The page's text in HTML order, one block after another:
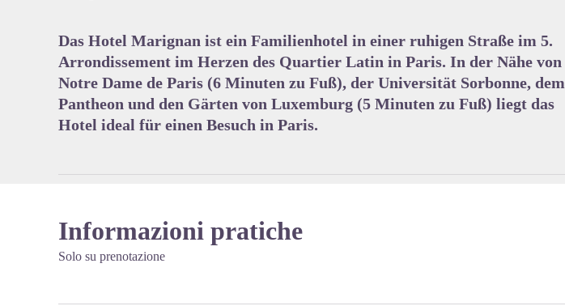
Das Hotel Marignan ist ein Familienhotel in einer ruhigen Straße im 5.
Arrondissement im Herzen des Quartier Latin in Paris. In der Nähe von
Notre Dame de Paris (6 Minuten zu Fuß), der Universität Sorbonne, dem
Pantheon und den Gärten von Luxemburg (5 Minuten zu Fuß) liegt das
Hotel ideal für einen Besuch in Paris.
Informazioni pratiche
Solo su prenotazione